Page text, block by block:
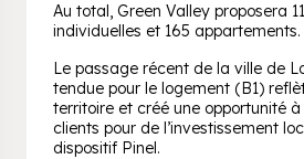
Au total, Green Valley proposera
individuelles et 165 appartements.
Le passage récent de la ville de
tendue pour le logement (B1)
territoire et créé une opportunité
clients pour de l’investissement
dispositif Pinel.